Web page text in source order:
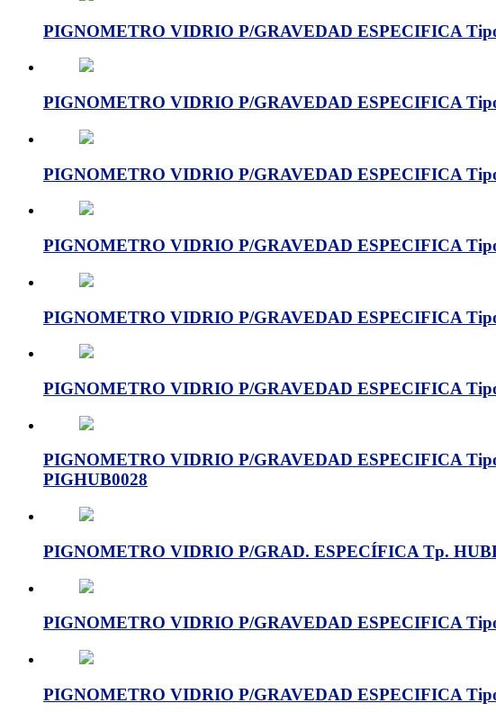
PIGNOMETRO VIDRIO P/GRAVEDAD ESPECIFICA
PIGNOMETRO VIDRIO P/GRAVEDAD ESPECIFICA
PIGNOMETRO VIDRIO P/GRAVEDAD ESPECIFICA
PIGNOMETRO VIDRIO P/GRAVEDAD ESPECIFICA
PIGNOMETRO VIDRIO P/GRAVEDAD ESPECIFICA
PIGNOMETRO VIDRIO P/GRAVEDAD ESPECIFICA
PIGNOMETRO VIDRIO P/GRAVEDAD ESPECIFICA
PIGHUB0028
PIGNOMETRO VIDRIO P/GRAD. ESPECÍFICA Tp.
PIGNOMETRO VIDRIO P/GRAVEDAD ESPECIFICA
PIGNOMETRO VIDRIO P/GRAVEDAD ESPECIFICA